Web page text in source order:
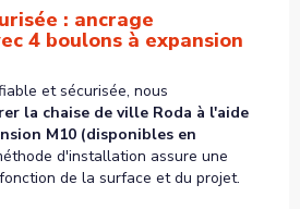
: ancrage
4 boulons à expansion
et sécurisée, nous
la chaise de ville Roda à l'aide
M10 (disponibles en
d'installation assure une
de la surface et du projet.